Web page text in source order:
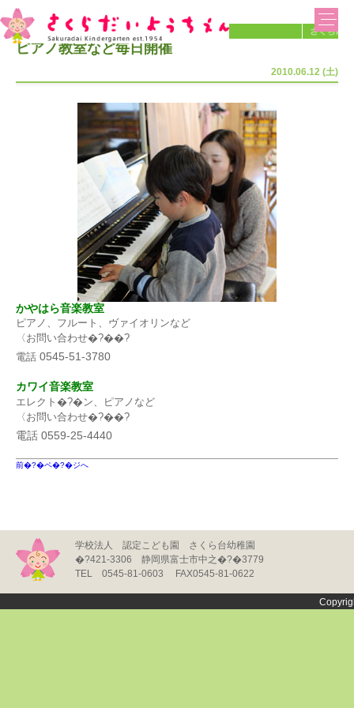
音楽教室
ピアノ教室など毎日開催
2010.06.12 (土)
かやはら音楽教室
ピアノ、フルート、ヴァイオリンなど
〈お問い合わせ�?��?
電話 0545-51-3780
カワイ音楽教室
エレクト�?�ン、ピアノなど
〈お問い合わせ�?��?
電話 0559-25-4440
前�?�ペ�?�ジへ
学校法人 認定こども園 さくら台幼稚園
�?421-3306 静岡県富士市中之�?�3779
TEL 0545-81-0603 FAX0545-81-0622